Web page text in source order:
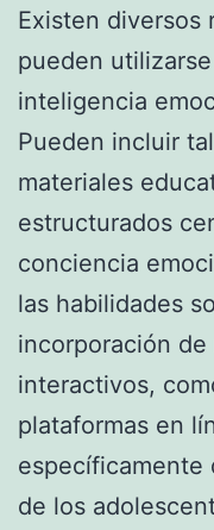
Existen diversos
pueden
inteligencia
Pueden incluir
materiales
estructurados
conciencia
las habilidades
incorporación
interactivos,
plataformas en
específicamente
de los